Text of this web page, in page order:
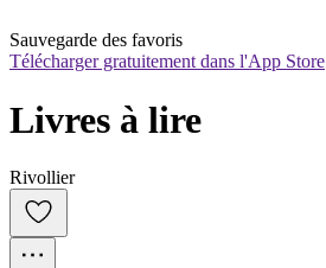
Sauvegarde des favoris
Télécharger gratuitement dans l'App Store
Livres à lire
Rivollier